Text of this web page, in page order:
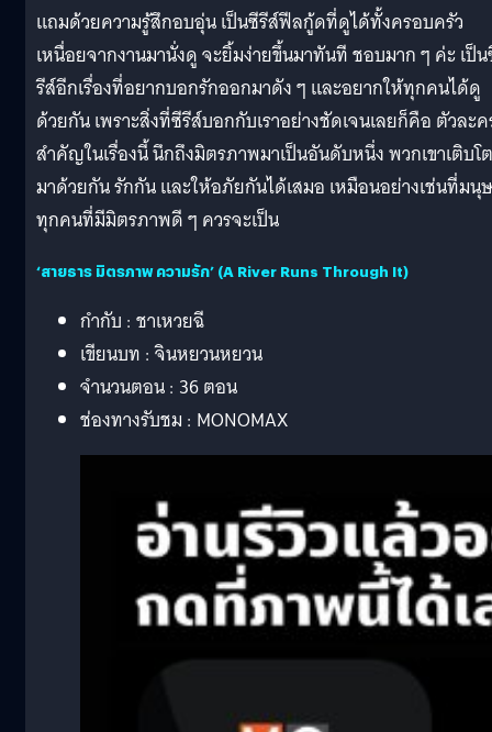
แถมด้วยความรู้สึกอบอุ่น เป็นซีรีส์ฟีลกู้ดที่ดูได้ทั้งครอบครัว
เหนื่อยจากงานมานั่งดู จะยิ้มง่ายขึ้นมาทันที ชอบมาก ๆ ค่ะ เป็
รีส์อีกเรื่องที่อยากบอกรักออกมาดัง ๆ และอยากให้ทุกคนได้ดู
ด้วยกัน เพราะสิ่งที่ซีรีส์บอกกับเราอย่างชัดเจนเลยก็คือ ตัวละ
สำคัญในเรื่องนี้ นึกถึงมิตรภาพมาเป็นอันดับหนึ่ง พวกเขาเติบโต
มาด้วยกัน รักกัน และให้อภัยกันได้เสมอ เหมือนอย่างเช่นที่มนุ
ทุกคนที่มีมิตรภาพดี ๆ ควรจะเป็น
‘สายธาร มิตรภาพ ความรัก’ (A River Runs Through It)
กำกับ : ชาเหวยฉี
เขียนบท : จินหยวนหยวน
จำนวนตอน : 36 ตอน
ช่องทางรับชม : MONOMAX